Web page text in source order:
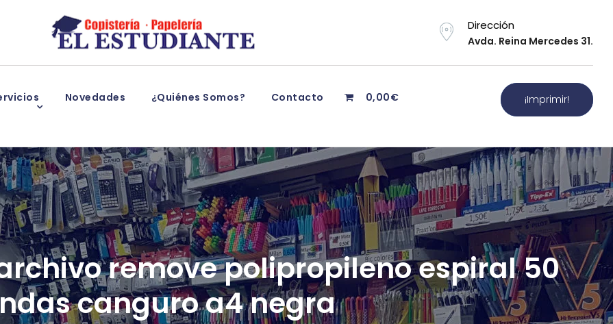
Dirección
Avda. Reina Mercedes 31.
Novedades ¿Quiénes Somos? Contacto 0,00€ ¡Imprimir!
remove polipropileno espiral 50
canguro a4 negra